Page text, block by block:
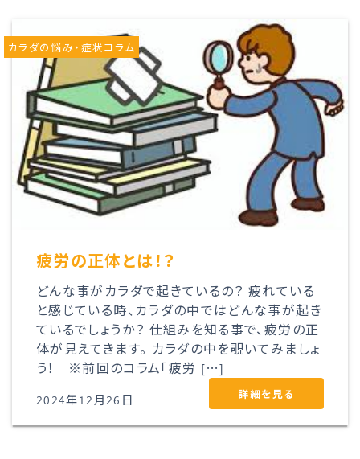
疲労の正体とは！？
どんな事がカラダで起きているの？ 疲れている
と感じている時、カラダの中ではどんな事が起き
ているでしょうか？ 仕組みを知る事で、疲労の正
体が見えてきます。 カラダの中を覗いてみましょ
う！ ※前回のコラム「疲労 […]
2024年12月26日 詳細を見る
カラダの悩み・症状コラム